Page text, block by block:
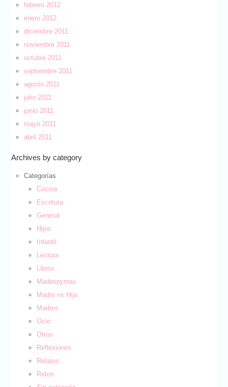
febrero 2012
enero 2012
diciembre 2011
noviembre 2011
octubre 2011
septiembre 2011
agosto 2011
julio 2011
junio 2011
mayo 2011
abril 2011
Archives by category
Categorías
Cocina
Escritura
General
Hijos
Infantil
Lectura
Libros
Madespymas
Madre vs Hija
Madres
Ocio
Otros
Reflexiones
Relatos
Retos